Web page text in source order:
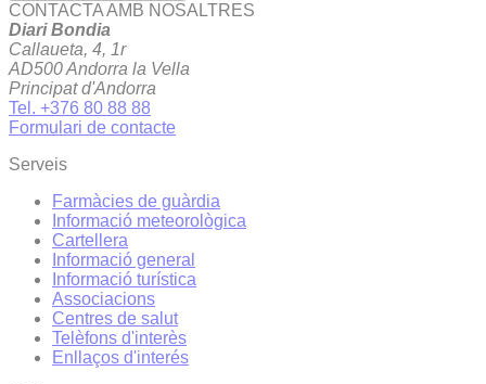
CONTACTA AMB NOSALTRES
Diari Bondia
Callaueta, 4, 1r
AD500 Andorra la Vella
Principat d'Andorra
Tel. +376 80 88 88
Formulari de contacte
Serveis
Farmàcies de guàrdia
Informació meteorològica
Cartellera
Informació general
Informació turística
Associacions
Centres de salut
Telèfons d'interès
Enllaços d'interés